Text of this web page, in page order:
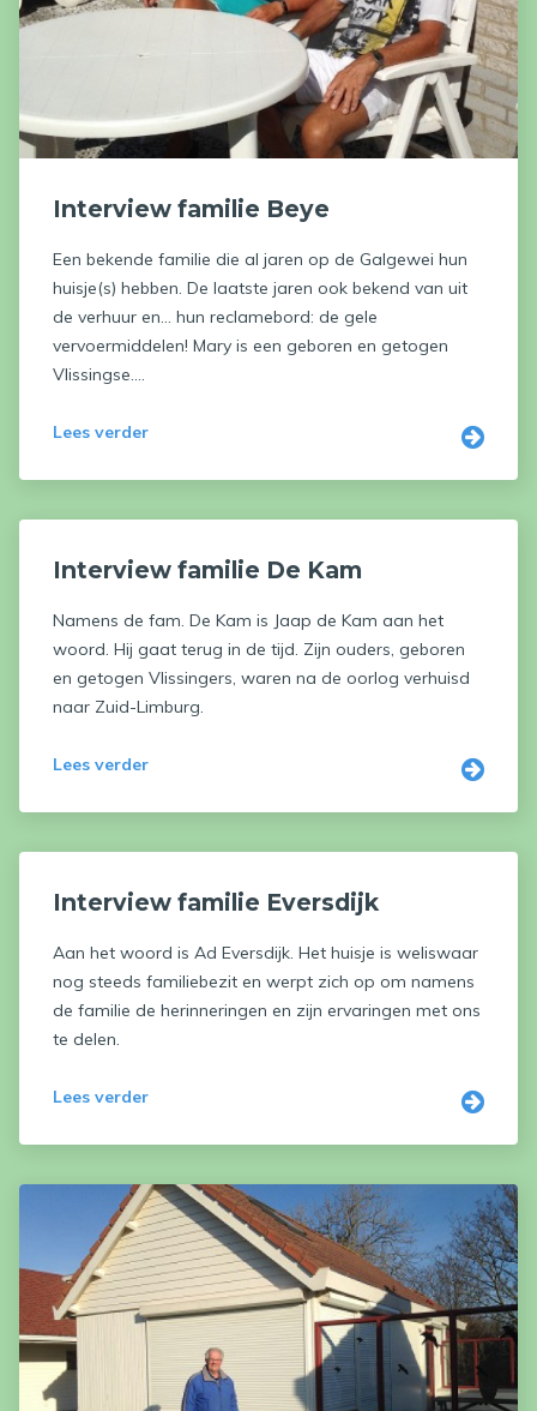
Interview familie Beye
Een bekende familie die al jaren op de Galgewei hun
huisje(s) hebben. De laatste jaren ook bekend van uit
de verhuur en... hun reclamebord: de gele
vervoermiddelen! Mary is een geboren en getogen
Vlissingse....
Lees verder
Interview familie De Kam
Namens de fam. De Kam is Jaap de Kam aan het
woord. Hij gaat terug in de tijd. Zijn ouders, geboren
en getogen Vlissingers, waren na de oorlog verhuisd
naar Zuid-Limburg.
Lees verder
Interview familie Eversdijk
Aan het woord is Ad Eversdijk. Het huisje is weliswaar
nog steeds familiebezit en werpt zich op om namens
de familie de herinneringen en zijn ervaringen met ons
te delen.
Lees verder